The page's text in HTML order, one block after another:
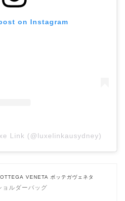
on Instagram
Link (@luxelinkausydney)
VENETA ボッテガヴェネタ
ョルダーバッグ